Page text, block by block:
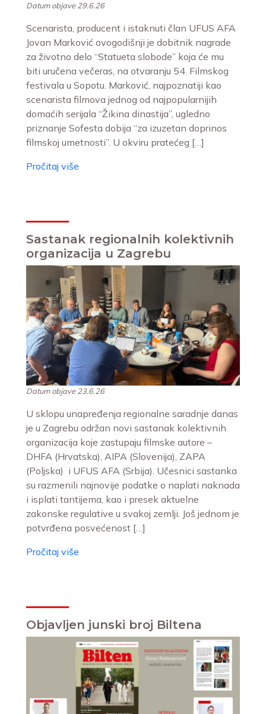
Datum objave 29.6.26
Scenarista, producent i istaknuti član UFUS AFA
Jovan Marković ovogodišnji je dobitnik nagrade
za životno delo “Statueta slobode” koja će mu
biti uručena večeras, na otvaranju 54. Filmskog
festivala u Sopotu. Marković, najpoznatiji kao
scenarista filmova jednog od najpopularnijih
domaćih serijala “Žikina dinastija”, ugledno
priznanje Sofesta dobija “za izuzetan doprinos
filmskoj umetnosti”. U okviru pratećeg […]
Pročitaj više
Sastanak regionalnih kolektivnih
organizacija u Zagrebu
Datum objave 23.6.26
U sklopu unapređenja regionalne saradnje danas
je u Zagrebu održan novi sastanak kolektivnih
organizacija koje zastupaju filmske autore –
DHFA (Hrvatska), AIPA (Slovenija), ZAPA
(Poljska) i UFUS AFA (Srbija). Učesnici sastanka
su razmenili najnovije podatke o naplati naknada
i isplati tantijema, kao i presek aktuelne
zakonske regulative u svakoj zemlji. Još jednom je
potvrđena posvećenost […]
Pročitaj više
Objavljen junski broj Biltena